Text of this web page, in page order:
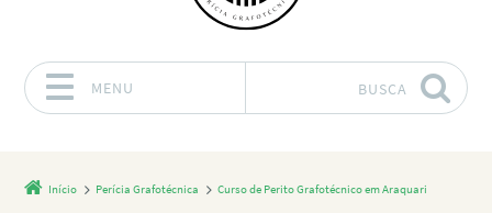
MENU BUSCA
Início Perícia Grafotécnica Curso de Perito Grafotécnico em Araquari